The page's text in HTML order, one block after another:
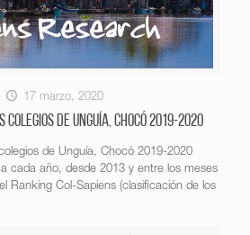
17 marzo, 2020
de Unguía, Chocó 2019-2020
de Unguía, Chocó 2019-2020
cada año, desde 2013 y entre los meses
Ranking Col-Sapiens (clasificación de los